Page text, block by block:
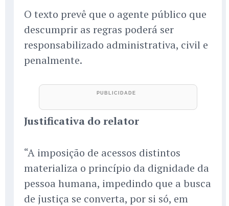
O texto prevê que o agente público que
descumprir as regras poderá ser
responsabilizado administrativa, civil e
penalmente.
Justificativa do relator
“A imposição de acessos distintos
materializa o princípio da dignidade da
pessoa humana, impedindo que a busca
de justiça se converta, por si só, em